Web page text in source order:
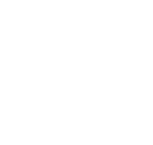
- 9.5 cm breed zijn